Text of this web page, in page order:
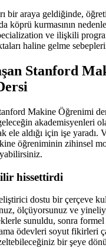
bir araya geldiğinde,
köprü kurmasının
ve ilişkili
haline gelme
Stanford
Makine Öğrenimi
akademisyenleri
ele aldığı için işe yaradı.
öğreniminin zihinsel
hissettirdi
dostu bir çerçeve
ölçüyorsunuz ve
sunuldu, sonra
ödevleri soyut fikirleri
bir şeye